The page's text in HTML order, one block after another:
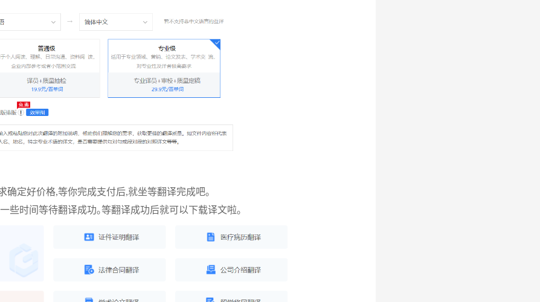
确定好价格,等你完成支付后,就坐等翻译完成吧｡
些时间等待翻译成功｡等翻译成功后就可以下载译文啦｡